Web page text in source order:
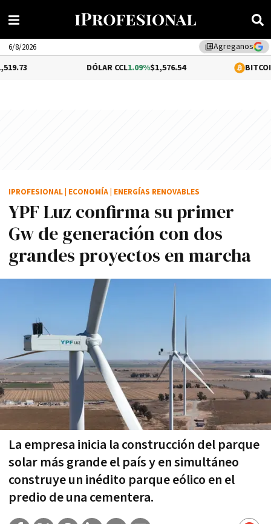
library_addAgreganos
6/8/2026
1.09%$1,576.54 0.35%
YPF Luz confirma su primer
Gw de generación con dos
grandes proyectos en marcha
La empresa inicia la construcción del parque
solar más grande el país y en simultáneo
construye un inédito parque eólico en el
predio de una cementera.
IPROFESIONAL ECONOMÍA ENERGÍAS RENOVABLES